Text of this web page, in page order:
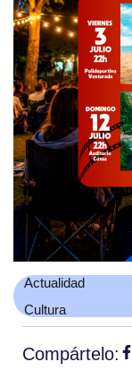
Actualidad
Cultura
Compártelo: